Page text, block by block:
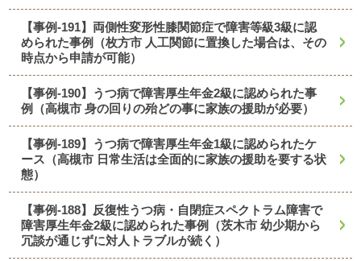
【事例-191】両側性変形性膝関節症で障害等級3級に認
められた事例（枚方市 人工関節に置換した場合は、その
時点から申請が可能）
【事例-190】うつ病で障害厚生年金2級に認められた事
例（高槻市 身の回りの殆どの事に家族の援助が必要）
【事例-189】うつ病で障害厚生年金1級に認められたケ
ース（高槻市 日常生活は全面的に家族の援助を要する状
態）
【事例-188】反復性うつ病・自閉症スペクトラム障害で
障害厚生年金2級に認められた事例（茨木市 幼少期から
冗談が通じずに対人トラブルが続く）